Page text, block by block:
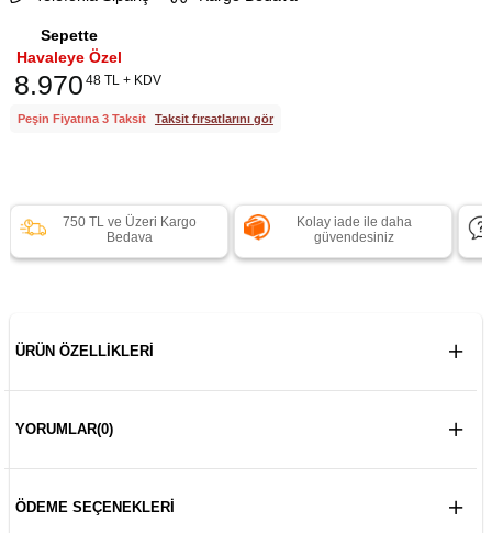
Sepette
Havaleye Özel
8.970 48 TL + KDV
Peşin Fiyatına 3 Taksit Taksit fırsatlarını gör
750 TL ve Üzeri Kargo
Bedava
Kolay iade ile daha
güvendesiniz
ÜRÜN ÖZELLIKLERI
YORUMLAR(0)
ÖDEME SEÇENEKLERI